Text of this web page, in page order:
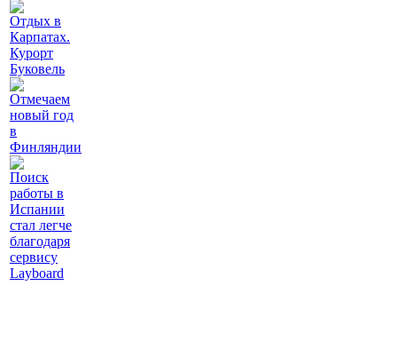
Отдых в
Карпатах.
Курорт
Буковель
Отмечаем
новый год
в
Финляндии
Поиск
работы в
Испании
стал легче
благодаря
сервису
Layboard